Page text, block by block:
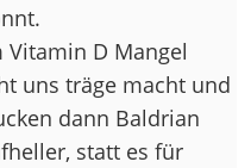
D Mangel
uns träge macht und
dann Baldrian
statt es für